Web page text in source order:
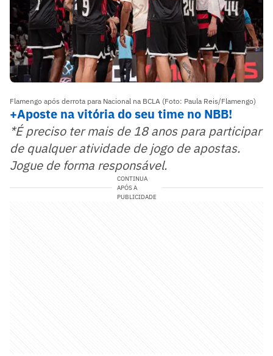
Flamengo após derrota para Nacional na BCLA (Foto: Paula Reis/Flamengo)
+Aposte na vitória do seu time no NBB!
*É preciso ter mais de 18 anos para participar
de qualquer atividade de jogo de apostas.
Jogue de forma responsável.
CONTINUA
APÓS A
PUBLICIDADE